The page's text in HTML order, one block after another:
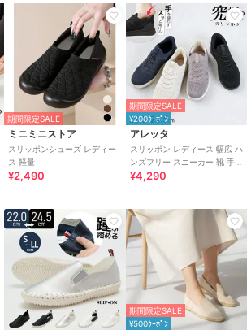
期間限定SALE
ミニミニストア
スリッポンシューズ レディー
ス 軽量
¥2,490
期間限定SALE
¥200ｸｰﾎﾟﾝ
アレッタ
スリッポン レディース 幅広 ハ
ンズフリー スニーカー 靴 手を
使わず履ける ゴム紐 きれいめ
¥4,290
期間限定SALE
¥500ｸｰﾎﾟﾝ